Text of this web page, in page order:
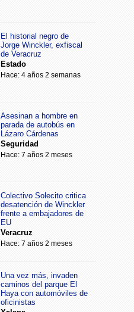
El historial negro de
Jorge Winckler, exfiscal
de Veracruz
Estado
Hace: 4 años 2 semanas
Asesinan a hombre en
parada de autobús en
Lázaro Cárdenas
Seguridad
Hace: 7 años 2 meses
Colectivo Solecito critica
desatención de Winckler
frente a embajadores de
EU
Veracruz
Hace: 7 años 2 meses
Una vez más, invaden
caminos del parque El
Haya con automóviles de
oficinistas